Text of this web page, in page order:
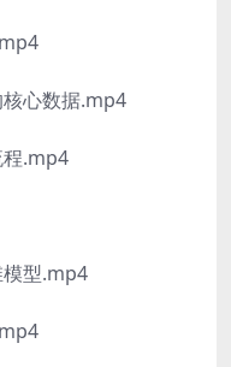
心数据.mp4
程.mp4
模型.mp4